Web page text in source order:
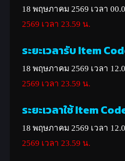
18 พฤษภาคม 2569 เวลา
2569 เวลา 23.59 น.
ระยะเวลารับ Item
18 พฤษภาคม 2569 เวลา
2569 เวลา 23.59 น.
ระยะเวลาใช้ Item
18 พฤษภาคม 2569 เวลา
2569 เวลา 23.59 น.